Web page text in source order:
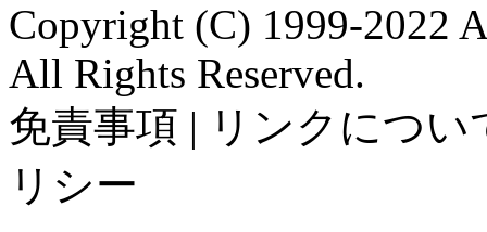
Copyright (C) 1999-2022
All Rights Reserved.
免責事項 | リンクにつ
リシー